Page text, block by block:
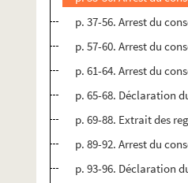
p. 37-56. Arrest du
p. 57-60. Arrest du
p. 61-64. Arrest du
p. 65-68. Déclaration
p. 69-88. Extrait des
p. 89-92. Arrest du
p. 93-96. Déclaration